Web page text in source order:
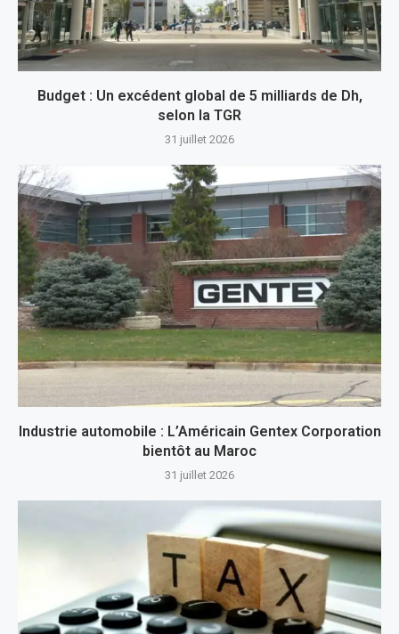
Budget : Un excédent global de 5 milliards de Dh,
selon la TGR
31 juillet 2026
Industrie automobile : L’Américain Gentex Corporation
bientôt au Maroc
31 juillet 2026